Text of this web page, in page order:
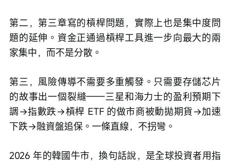
第二，第三章寫的槓桿問題，實際上也是集中度問
題的延伸。資金正通過槓桿工具進一步向最大的兩
家集中，而不是分散。
第三，風險傳導不需要多重觸發。只需要存儲芯片
的故事出一個裂縫——三星和海力士的盈利預期下
調→指數跌→槓桿 ETF 的做市商被動拋期貨→加速
下跌→融資盤追保。一條直線，不拐彎。
2026 年的韓國牛市，換句話說，是全球投資者用指